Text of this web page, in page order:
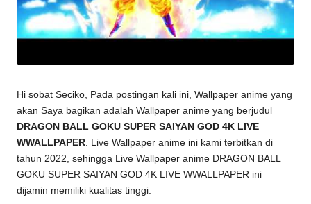
Hi sobat Seciko, Pada postingan kali ini, Wallpaper anime yang
akan Saya bagikan adalah Wallpaper anime yang berjudul
DRAGON BALL GOKU SUPER SAIYAN GOD 4K LIVE
WWALLPAPER. Live Wallpaper anime ini kami terbitkan di
tahun 2022, sehingga Live Wallpaper anime DRAGON BALL
GOKU SUPER SAIYAN GOD 4K LIVE WWALLPAPER ini
dijamin memiliki kualitas tinggi.